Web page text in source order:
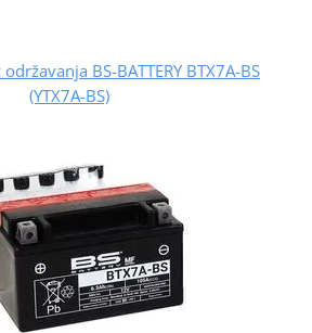
BS-BATTERY BTX7A-BS
(YTX7A-BS)